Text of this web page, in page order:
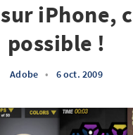
iPhone,
possible !
Adobe • 6 oct. 2009